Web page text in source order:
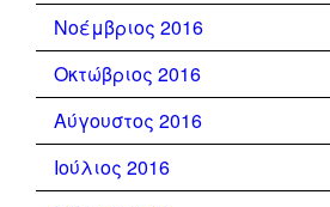
Νοέμβριος 2016
Οκτώβριος 2016
Αύγουστος 2016
Ιούλιος 2016